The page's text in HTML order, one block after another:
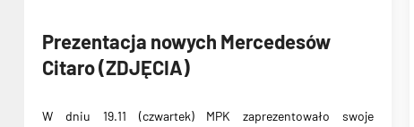
Prezentacja nowych Mercedesów
Citaro (ZDJĘCIA)
W dniu 19.11 (czwartek) MPK zaprezentowało swoje